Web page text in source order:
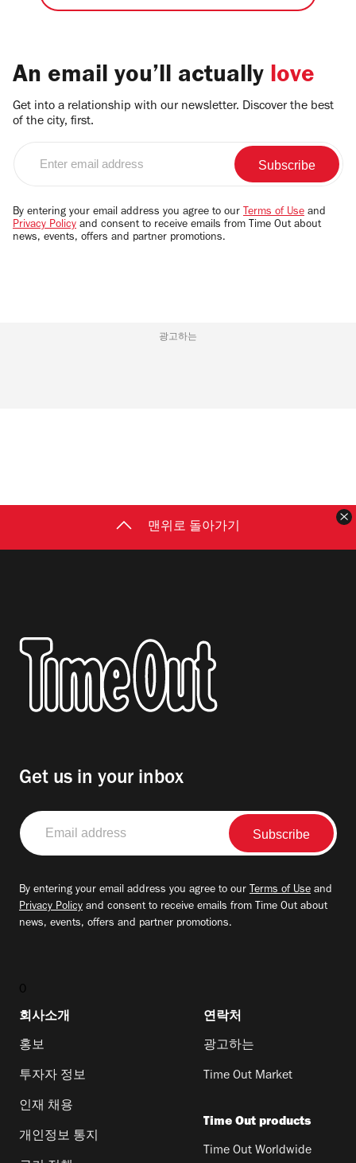
An email you’ll actually love
Get into a relationship with our newsletter. Discover the best
of the city, first.
email
By entering your email address you agree to our Terms of Use and
Privacy Policy and consent to receive emails from Time Out about
news, events, offers and partner promotions.
광고하는
맨위로 돌아가기
Get us in your inbox
Email
address
By entering your email address you agree to our Terms of Use and
Privacy Policy and consent to receive emails from Time Out about
news, events, offers and partner promotions.
0
회사소개
홍보
투자자 정보
인재 채용
개인정보 통지
연락처
광고하는
Time Out Market
Time Out products
Time Out Worldwide